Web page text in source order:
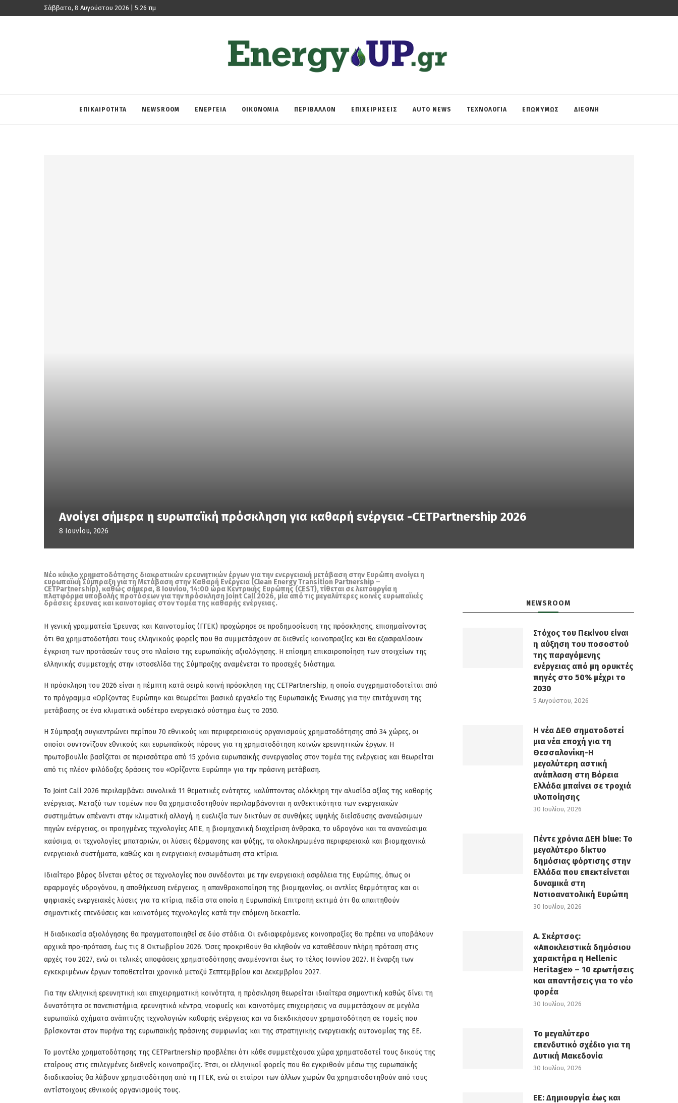
Σάββατο, 8 Αυγούστου 2026 | 5:26 πμ
ΕΠΙΚΑΙΡΟΤΗΤΑ NEWSROOM ΕΝΕΡΓΕΙΑ ΟΙΚΟΝΟΜΙΑ ΠΕΡΙΒΑΛΛΟΝ ΕΠΙΧΕΙΡΗΣΕΙΣ AUTO NEWS ΤΕΧΝΟΛΟΓΙΑ ΕΠΩΝΥΜΩΣ ΔΙΕΘΝΗ
Ανοίγει σήμερα η ευρωπαϊκή πρόσκληση για καθαρή ενέργεια -CETPartnership 2026
8 Ιουνίου, 2026
Νέο κύκλο χρηματοδότησης διακρατικών ερευνητικών έργων για την ενεργειακή μετάβαση στην Ευρώπη ανοίγει η
ευρωπαϊκή Σύμπραξη για τη Μετάβαση στην Καθαρή Ενέργεια (Clean Energy Transition Partnership –
CETPartnership), καθώς σήμερα, 8 Ιουνίου, 14:00 ώρα Κεντρικής Ευρώπης (CEST), τίθεται σε λειτουργία η
πλατφόρμα υποβολής προτάσεων για την πρόσκληση Joint Call 2026, μία από τις μεγαλύτερες κοινές ευρωπαϊκές
δράσεις έρευνας και καινοτομίας στον τομέα της καθαρής ενέργειας.
Η γενική γραμματεία Έρευνας και Καινοτομίας (ΓΓΕΚ) προχώρησε σε προδημοσίευση της πρόσκλησης, επισημαίνοντας
ότι θα χρηματοδοτήσει τους ελληνικούς φορείς που θα συμμετάσχουν σε διεθνείς κοινοπραξίες και θα εξασφαλίσουν
έγκριση των προτάσεών τους στο πλαίσιο της ευρωπαϊκής αξιολόγησης. Η επίσημη επικαιροποίηση των στοιχείων της
ελληνικής συμμετοχής στην ιστοσελίδα της Σύμπραξης αναμένεται το προσεχές διάστημα.
Η πρόσκληση του 2026 είναι η πέμπτη κατά σειρά κοινή πρόσκληση της CETPartnership, η οποία συγχρηματοδοτείται από
το πρόγραμμα «Ορίζοντας Ευρώπη» και θεωρείται βασικό εργαλείο της Ευρωπαϊκής Ένωσης για την επιτάχυνση της
μετάβασης σε ένα κλιματικά ουδέτερο ενεργειακό σύστημα έως το 2050.
Η Σύμπραξη συγκεντρώνει περίπου 70 εθνικούς και περιφερειακούς οργανισμούς χρηματοδότησης από 34 χώρες, οι
οποίοι συντονίζουν εθνικούς και ευρωπαϊκούς πόρους για τη χρηματοδότηση κοινών ερευνητικών έργων. Η
πρωτοβουλία βασίζεται σε περισσότερα από 15 χρόνια ευρωπαϊκής συνεργασίας στον τομέα της ενέργειας και θεωρείται
από τις πλέον φιλόδοξες δράσεις του «Ορίζοντα Ευρώπη» για την πράσινη μετάβαση.
Το Joint Call 2026 περιλαμβάνει συνολικά 11 θεματικές ενότητες, καλύπτοντας ολόκληρη την αλυσίδα αξίας της καθαρής
ενέργειας. Μεταξύ των τομέων που θα χρηματοδοτηθούν περιλαμβάνονται η ανθεκτικότητα των ενεργειακών
συστημάτων απέναντι στην κλιματική αλλαγή, η ευελιξία των δικτύων σε συνθήκες υψηλής διείσδυσης ανανεώσιμων
πηγών ενέργειας, οι προηγμένες τεχνολογίες ΑΠΕ, η βιομηχανική διαχείριση άνθρακα, το υδρογόνο και τα ανανεώσιμα
καύσιμα, οι τεχνολογίες μπαταριών, οι λύσεις θέρμανσης και ψύξης, τα ολοκληρωμένα περιφερειακά και βιομηχανικά
ενεργειακά συστήματα, καθώς και η ενεργειακή ενσωμάτωση στα κτίρια.
Ιδιαίτερο βάρος δίνεται φέτος σε τεχνολογίες που συνδέονται με την ενεργειακή ασφάλεια της Ευρώπης, όπως οι
εφαρμογές υδρογόνου, η αποθήκευση ενέργειας, η απανθρακοποίηση της βιομηχανίας, οι αντλίες θερμότητας και οι
ψηφιακές ενεργειακές λύσεις για τα κτίρια, πεδία στα οποία η Ευρωπαϊκή Επιτροπή εκτιμά ότι θα απαιτηθούν
σημαντικές επενδύσεις και καινοτόμες τεχνολογίες κατά την επόμενη δεκαετία.
Η διαδικασία αξιολόγησης θα πραγματοποιηθεί σε δύο στάδια. Οι ενδιαφερόμενες κοινοπραξίες θα πρέπει να υποβάλουν
αρχικά προ-πρόταση, έως τις 8 Οκτωβρίου 2026. Όσες προκριθούν θα κληθούν να καταθέσουν πλήρη πρόταση στις
αρχές του 2027, ενώ οι τελικές αποφάσεις χρηματοδότησης αναμένονται έως το τέλος Ιουνίου 2027. Η έναρξη των
εγκεκριμένων έργων τοποθετείται χρονικά μεταξύ Σεπτεμβρίου και Δεκεμβρίου 2027.
Για την ελληνική ερευνητική και επιχειρηματική κοινότητα, η πρόσκληση θεωρείται ιδιαίτερα σημαντική καθώς δίνει τη
δυνατότητα σε πανεπιστήμια, ερευνητικά κέντρα, νεοφυείς και καινοτόμες επιχειρήσεις να συμμετάσχουν σε μεγάλα
ευρωπαϊκά σχήματα ανάπτυξης τεχνολογιών καθαρής ενέργειας και να διεκδικήσουν χρηματοδότηση σε τομείς που
βρίσκονται στον πυρήνα της ευρωπαϊκής πράσινης συμφωνίας και της στρατηγικής ενεργειακής αυτονομίας της ΕΕ.
Το μοντέλο χρηματοδότησης της CETPartnership προβλέπει ότι κάθε συμμετέχουσα χώρα χρηματοδοτεί τους δικούς της
εταίρους στις επιλεγμένες διεθνείς κοινοπραξίες. Έτσι, οι ελληνικοί φορείς που θα εγκριθούν μέσω της ευρωπαϊκής
διαδικασίας θα λάβουν χρηματοδότηση από τη ΓΓΕΚ, ενώ οι εταίροι των άλλων χωρών θα χρηματοδοτηθούν από τους
αντίστοιχους εθνικούς οργανισμούς τους.
NEWSROOM
Στόχος του Πεκίνου είναι
η αύξηση του ποσοστού
της παραγόμενης
ενέργειας από μη ορυκτές
πηγές στο 50% μέχρι το
2030
5 Αυγούστου, 2026
Η νέα ΔΕΘ σηματοδοτεί
μια νέα εποχή για τη
Θεσσαλονίκη-Η
μεγαλύτερη αστική
ανάπλαση στη Βόρεια
Ελλάδα μπαίνει σε τροχιά
υλοποίησης
30 Ιουλίου, 2026
Πέντε χρόνια ΔΕΗ blue: Το
μεγαλύτερο δίκτυο
δημόσιας φόρτισης στην
Ελλάδα που επεκτείνεται
δυναμικά στη
Νοτιοανατολική Ευρώπη
30 Ιουλίου, 2026
Α. Σκέρτσος:
«Αποκλειστικά δημόσιου
χαρακτήρα η Hellenic
Heritage» – 10 ερωτήσεις
και απαντήσεις για το νέο
φορέα
30 Ιουλίου, 2026
Το μεγαλύτερο
επενδυτικό σχέδιο για τη
Δυτική Μακεδονία
30 Ιουλίου, 2026
ΕΕ: Δημιουργία έως και